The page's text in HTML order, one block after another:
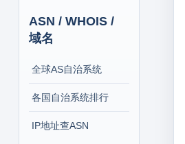
ASN / WHOIS /
域名
全球AS自治系统
各国自治系统排行
IP地址查ASN